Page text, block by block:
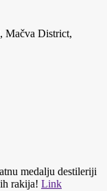
Mačva District,
medalju destileriji
rakija! Link